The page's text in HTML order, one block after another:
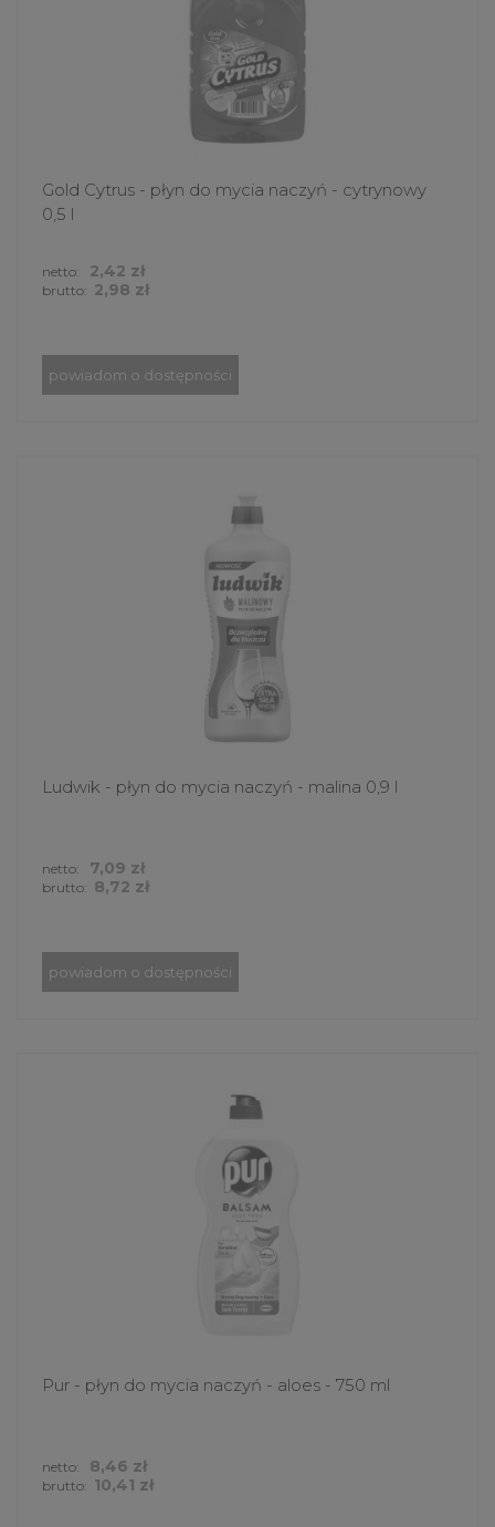
Gold Cytrus - płyn do mycia naczyń - cytrynowy
0,5 l
brutto: 2,98 zł
netto: 2,42 zł
powiadom o dostępności
Ludwik - płyn do mycia naczyń - malina 0,9 l
brutto: 8,72 zł
netto: 7,09 zł
powiadom o dostępności
Pur - płyn do mycia naczyń - aloes - 750 ml
brutto: 10,41 zł
netto: 8,46 zł